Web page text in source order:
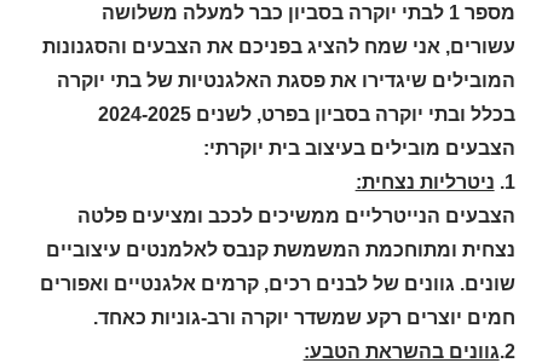
מספר 1 לבתי יוקרה בסביון כבר למעלה משלושה
עשורים, אני שמח להציג בפניכם את הצבעים והסגנונות
המובילים שיגדירו את פסגת האלגנטיות של בתי יוקרה
בכלל ובתי יוקרה בסביון בפרט, לשנים 2024-2025
הצבעים מובילים בעיצוב בית יוקרתי:
1. ניטרליות נצחית:
הצבעים הנייטרליים ממשיכים לככב ומציעים פלטה
נצחית ומתוחכמת המשמשת קנבס לאלמנטים עיצוביים
שונים. גוונים של לבנים רכים, קרמים אלגנטיים ואפורים
חמים יוצרים רקע שמשדר יוקרה ורב-גוניות כאחד.
2. גוונים בהשראת הטבע: